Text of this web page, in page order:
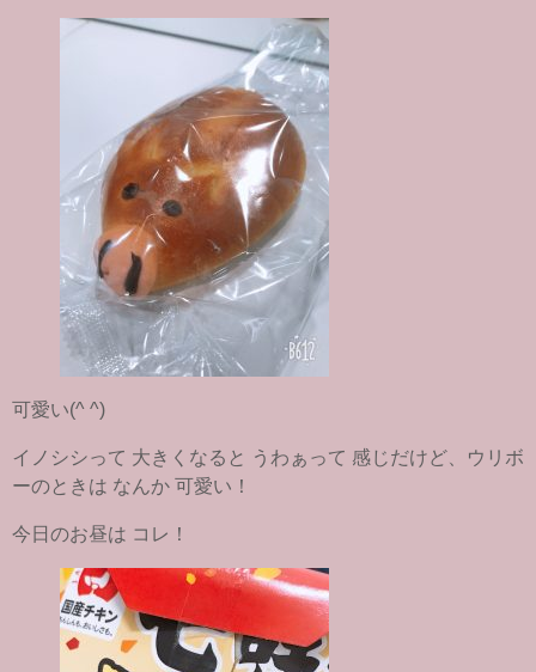
可愛い(^ ^)
イノシシって 大きくなると うわぁって 感じだけど、ウリボ
ーのときは なんか 可愛い！
今日のお昼は コレ！